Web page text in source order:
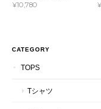
¥10,780
CATEGORY
TOPS
Tシャツ